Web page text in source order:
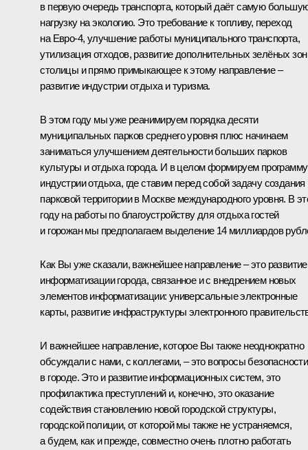
в первую очередь транспорта, который даёт самую
нагрузку на экологию. Это требование к топливу, переход
на Евро-4, улучшение работы муниципального транспорта,
утилизация отходов, развитие дополнительных зелёных зон
столицы и прямо примыкающее к этому направление –
развитие индустрии отдыха и туризма.
В этом году мы уже реанимируем порядка десяти
муниципальных парков среднего уровня плюс начинаем
заниматься улучшением деятельности больших парков
культуры и отдыха города. И в целом формируем программу
индустрии отдыха, где ставим перед собой задачу создания
парковой территории в Москве международного уровня. В
году на работы по благоустройству для отдыха гостей
и горожан мы предполагаем выделение 14 миллиардов
Как Вы уже сказали, важнейшее направление – это развитие
информатизации города, связанное и с внедрением новых
элементов информатизации: универсальные электронные
карты, развитие инфраструктуры электронного
И важнейшее направление, которое Вы также неоднократно
обсуждали с нами, с коллегами, – это вопросы безопасности
в городе. Это и развитие информационных систем, это
профилактика преступлений и, конечно, это оказание
содействия становлению новой городской структуры,
городской полиции, от которой мы также не устраняемся,
а будем, как и прежде, совместно очень плотно работать